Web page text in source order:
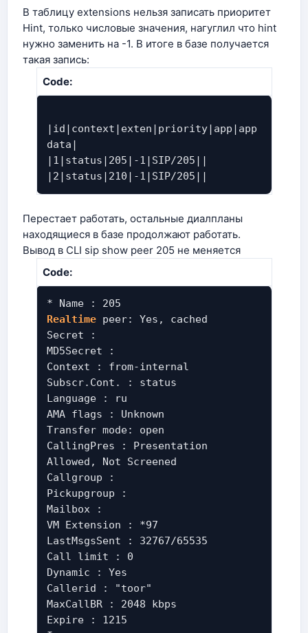
В таблицу extensions нельзя записать приоритет
Hint, только числовые значения, нагуглил что hint
нужно заменить на -1. В итоге в базе получается
такая запись:
Code:
|id|context|exten|priority|app|app
data|
|1|status|205|-1|SIP/205||
|2|status|210|-1|SIP/205||
Перестает работать, остальные диалпланы
находящиеся в базе продолжают работать.
Вывод в CLI sip show peer 205 не меняется
Code:
* Name : 205
Realtimepeer: Yes, cached
Secret :
MD5Secret :
Context : from-internal
Subscr.Cont. : status
Language : ru
AMA flags : Unknown
Transfer mode: open
CallingPres : Presentation
Allowed, Not Screened
Callgroup :
Pickupgroup :
Mailbox :
VM Extension : *97
LastMsgsSent : 32767/65535
Call limit : 0
Dynamic : Yes
Callerid : "toor"
MaxCallBR : 2048 kbps
Expire : 1215